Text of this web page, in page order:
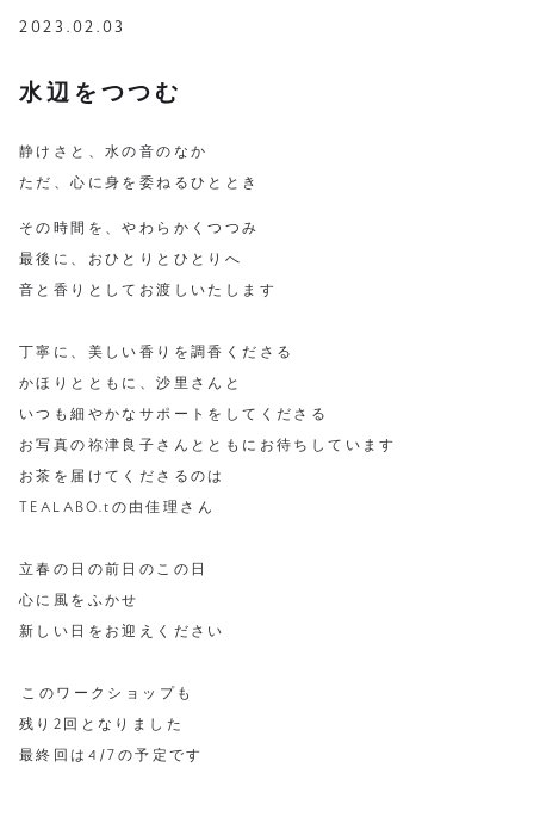
2023.02.03
水辺をつつむ
静けさと、水の音のなか
ただ、心に身を委ねるひととき
その時間を、やわらかくつつみ
最後に、おひとりとひとりへ
音と香りとしてお渡しいたします
丁寧に、美しい香りを調香くださる
かほりとともに、沙里さんと
いつも細やかなサポートをしてくださる
お写真の祢津良子さんとともにお待ちしています
お茶を届けてくださるのは
TEALABO.tの由佳理さん
立春の日の前日のこの日
心に風をふかせ
新しい日をお迎えください
⁡このワークショップも
残り2回となりました
最終回は4/7の予定です